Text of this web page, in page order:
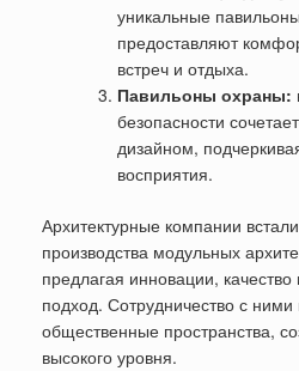
уникальные
предоставляют
встреч и отдыха.
Павильоны охраны:
безопасности
дизайном,
восприятия.
Архитектурные компании
производства модульных
предлагая инновации,
подход. Сотрудничество с
общественные пространства,
высокого уровня.